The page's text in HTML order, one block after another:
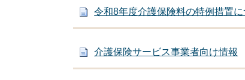
令和8年度介護保険料の特例措置に
介護保険サービス事業者向け情報